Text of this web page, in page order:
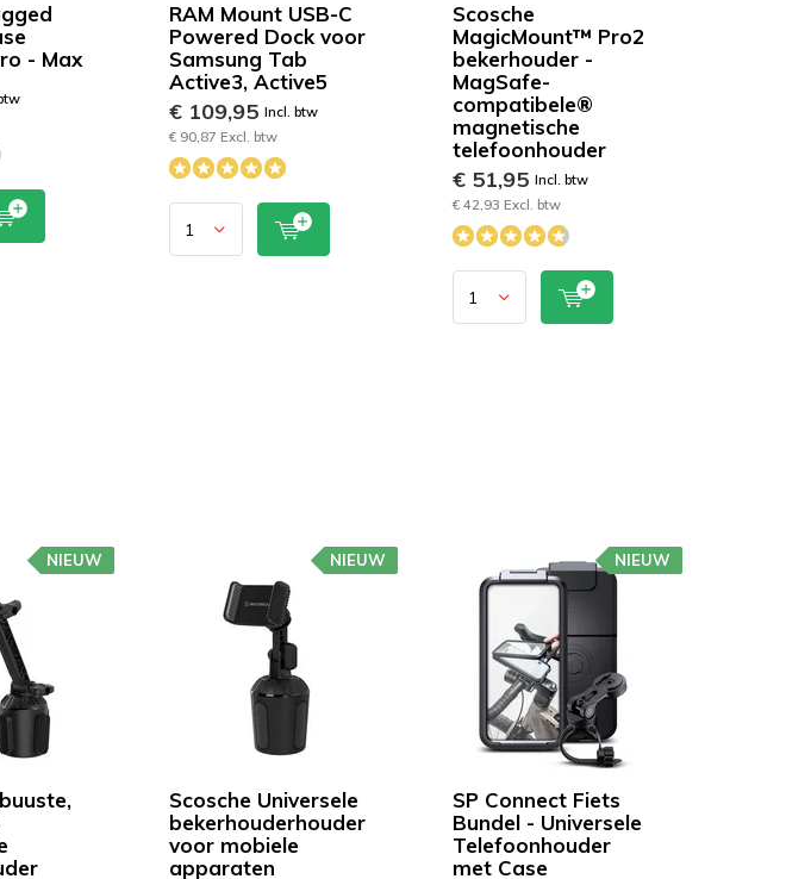
- Max
RAM Mount USB-C
Powered Dock voor
Samsung Tab
Active3, Active5
€ 109,95 Incl. btw
€ 90,87 Excl. btw
Scosche
MagicMount™ Pro2
bekerhouder -
MagSafe-
compatibele®
magnetische
telefoonhouder
€ 51,95Incl. btw
€ 42,93 Excl. btw
NIEUW
Scosche Universele
bekerhouderhouder
voor mobiele
apparaten
NIEUW
SP Connect Fiets
Bundel - Universele
Telefoonhouder
met Case
NIEUW